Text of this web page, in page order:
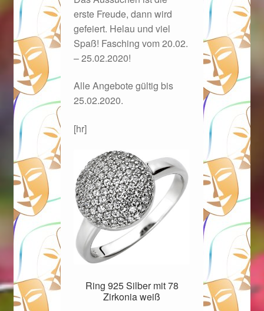
Startseite
Valentinstag
Valentinstag 2016
Valentinstag Geschenke
Vertrag widerrufen
Warenkorb
Weihnachtsangebote 2015
Weihnachtsangebote 2016
Weihnachtsangebote 2017
Weihnachtsangebote 2018
erste Freude, dann wird
gefeiert. Helau und viel
Spaß! Fasching vom 20.02.
– 25.02.2020!
Alle Angebote gültig bis
25.02.2020.
[hr]
Ring 925 Silber mit 78
Zirkonia weiß